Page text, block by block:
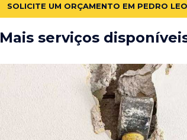
SOLICITE UM ORÇAMENTO EM PEDRO
Mais serviços